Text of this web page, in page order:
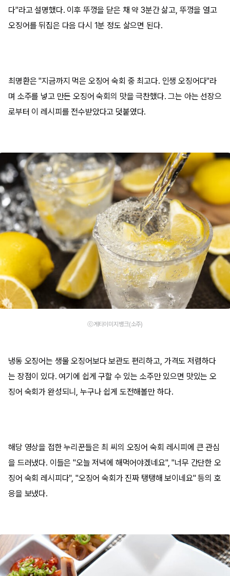
다"라고 설명했다. 이후 뚜껑을 닫은 채 약 3분간 삶고, 뚜껑을 열고
오징어를 뒤집은 다음 다시 1분 정도 삶으면 된다.
최명환은 "지금까지 먹은 오징어 숙회 중 최고다. 인생 오징어다"라
며 소주를 넣고 만든 오징어 숙회의 맛을 극찬했다. 그는 아는 선장으
로부터 이 레시피를 전수받았다고 덧붙였다.
ⓒ게티이미지뱅크(소주)
냉동 오징어는 생물 오징어보다 보관도 편리하고, 가격도 저렴하다
는 장점이 있다. 여기에 쉽게 구할 수 있는 소주만 있으면 맛있는 오
징어 숙회가 완성되니, 누구나 쉽게 도전해볼만 하다.
해당 영상을 접한 누리꾼들은 최 씨의 오징어 숙회 레시피에 큰 관심
을 드러냈다. 이들은 "오늘 저녁에 해먹어야겠네요", "너무 간단한 오
징어 숙회 레시피다", "오징어 숙회가 진짜 탱탱해 보이네요" 등의 호
응을 보냈다.